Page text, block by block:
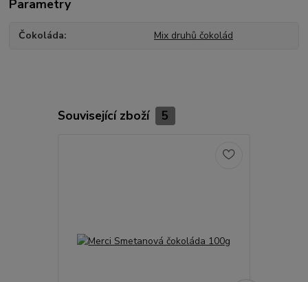
Parametry
Čokoláda Mix druhů čokolád
Související zboží 5